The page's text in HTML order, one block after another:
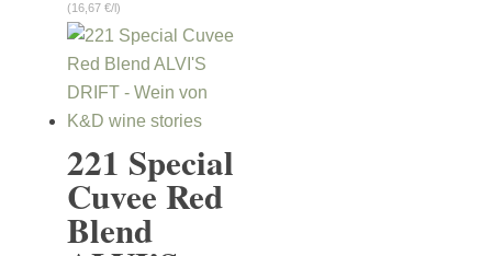
(16,67 €/l)
221 Special
Cuvee Red
Blend